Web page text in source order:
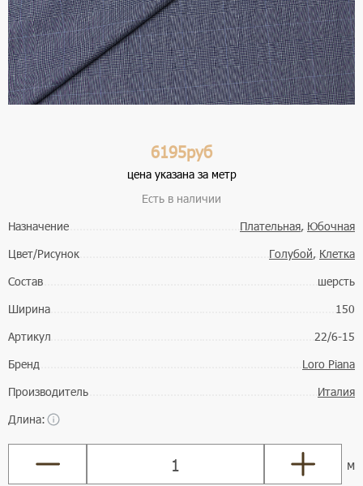
6195руб
цена указана за метр
Есть в наличии
Назначение
Плательная, Юбочная
Цвет/Рисунок
Голубой, Клетка
Состав
шерсть
Ширина
150
Артикул
22/6-15
Бренд
Loro Piana
Производитель
Италия
Длина:
м